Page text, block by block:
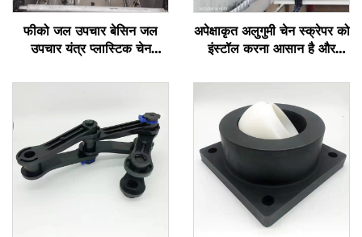
फीको जल उपचार बेसिन जल
उपचार यंत्र प्लास्टिक चेन
अपेक्षाकृत अलुगुमी चेन स्क्रेपर को
इंस्टॉल करना आसान है और